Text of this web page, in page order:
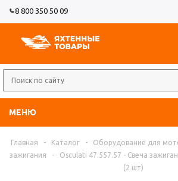
8 800 350 50 09
МЕНЮ
Главная - Каталог - Оборудование для
зажигания
-
Osculati 47.557.57 - Свеча
(2 шт)